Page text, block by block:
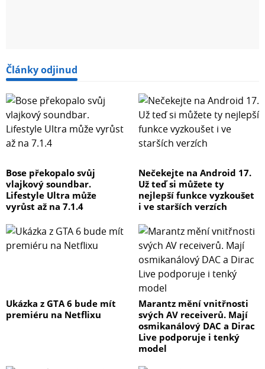
Články odjinud
Bose překopalo svůj
vlajkový soundbar.
Lifestyle Ultra může
vyrůst až na 7.1.4
Nečekejte na Android 17.
Už teď si můžete ty
nejlepší funkce vyzkoušet
i ve starších verzích
Ukázka z GTA 6 bude mít
premiéru na Netflixu
Marantz mění vnitřnosti
svých AV receiverů. Mají
osmikanálový DAC a Dirac
Live podporuje i tenký
model